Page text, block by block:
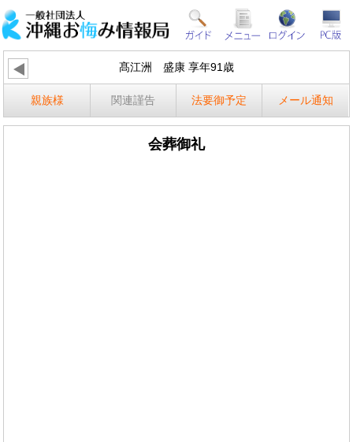
髙江洲 盛康 享年91歳
親族様 関連謹告 法要御予定 メール通知
会葬御礼